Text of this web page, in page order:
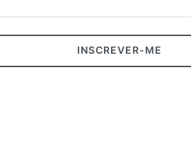
INSCREVER-ME